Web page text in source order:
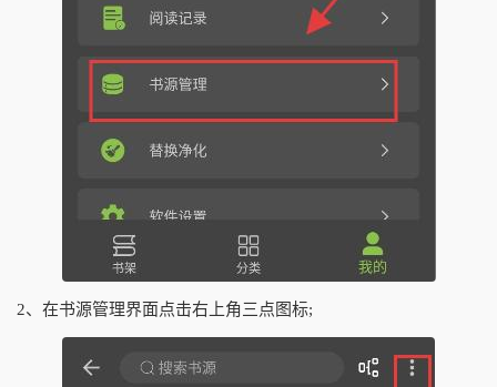
2、在书源管理界面点击右上角三点图标;